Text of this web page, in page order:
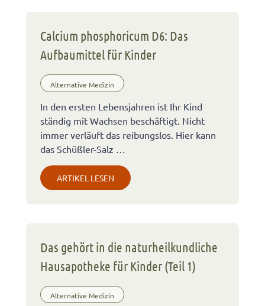
Calcium phosphoricum D6: Das
Aufbaumittel für Kinder
Alternative Medizin
In den ersten Lebensjahren ist Ihr Kind
ständig mit Wachsen beschäftigt. Nicht
immer verläuft das reibungslos. Hier kann
das Schüßler-Salz …
ARTIKEL LESEN
Das gehört in die naturheilkundliche
Hausapotheke für Kinder (Teil 1)
Alternative Medizin